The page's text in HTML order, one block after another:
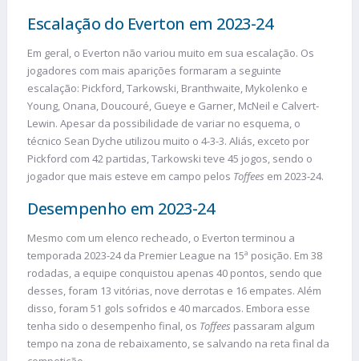
Escalação do Everton em 2023-24
Em geral, o Everton não variou muito em sua escalação. Os
jogadores com mais aparições formaram a seguinte
escalação: Pickford, Tarkowski, Branthwaite, Mykolenko e
Young, Onana, Doucouré, Gueye e Garner, McNeil e Calvert-
Lewin. Apesar da possibilidade de variar no esquema, o
técnico Sean Dyche utilizou muito o 4-3-3. Aliás, exceto por
Pickford com 42 partidas, Tarkowski teve 45 jogos, sendo o
jogador que mais esteve em campo pelos Toffees em 2023-24.
Desempenho em 2023-24
Mesmo com um elenco recheado, o Everton terminou a
temporada 2023-24 da Premier League na 15ª posição. Em 38
rodadas, a equipe conquistou apenas 40 pontos, sendo que
desses, foram 13 vitórias, nove derrotas e 16 empates. Além
disso, foram 51 gols sofridos e 40 marcados. Embora esse
tenha sido o desempenho final, os Toffees passaram algum
tempo na zona de rebaixamento, se salvando na reta final da